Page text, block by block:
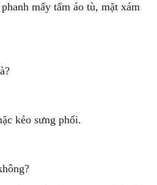
mấy tấm áo tù, mặt xám
kẻo sưng phổi.